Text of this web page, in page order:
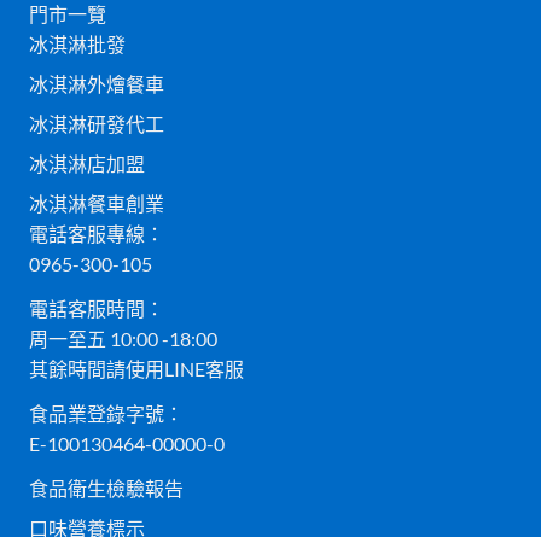
門市一覽
冰淇淋批發
冰淇淋外燴餐車
冰淇淋研發代工
冰淇淋店加盟
冰淇淋餐車創業
電話客服專線：
0965-300-105
電話客服時間：
周一至五 10:00 -18:00
其餘時間請使用LINE客服
食品業登錄字號：
E-100130464-00000-0
食品衛生檢驗報告
口味營養標示